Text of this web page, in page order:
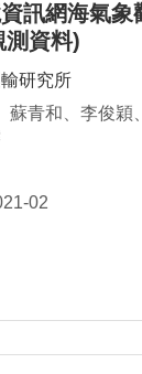
訊網海氣象
測資料)
研究所
蘇青和、李俊穎
02